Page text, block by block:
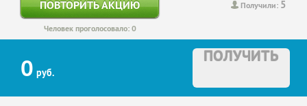
Получили: 5
ПОВТОРИТЬ АКЦИЮ
Человек проголосовало: 0
0 руб.
ПОЛУЧИТЬ